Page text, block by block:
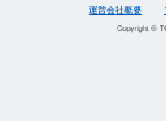
運営会社概要
Copyright ©